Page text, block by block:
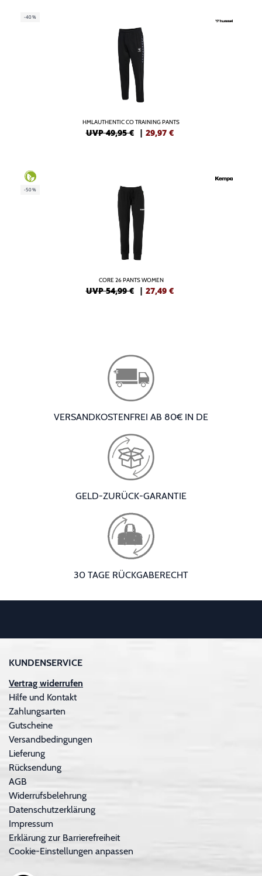
-40%
HMLAUTHENTIC CO TRAINING PANTS
UVP 49,95 € | 29,97 €
-50%
CORE 26 PANTS WOMEN
UVP 54,99 € | 27,49 €
VERSANDKOSTENFREI AB 80€ IN DE
GELD-ZURÜCK-GARANTIE
30 TAGE RÜCKGABERECHT
KUNDENSERVICE
Vertrag widerrufen
Hilfe und Kontakt
Zahlungsarten
Gutscheine
Versandbedingungen
Lieferung
Rücksendung
AGB
Widerrufsbelehrung
Datenschutzerklärung
Impressum
Erklärung zur Barrierefreiheit
Cookie-Einstellungen anpassen